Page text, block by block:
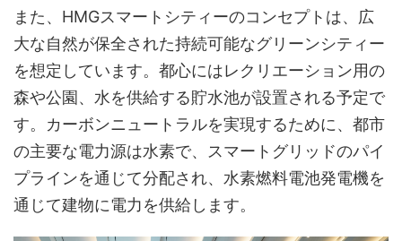
また、HMGスマートシティーのコンセプトは、広
大な自然が保全された持続可能なグリーンシティー
を想定しています。都心にはレクリエーション用の
森や公園、水を供給する貯水池が設置される予定で
す。カーボンニュートラルを実現するために、都市
の主要な電力源は水素で、スマートグリッドのパイ
プラインを通じて分配され、水素燃料電池発電機を
通じて建物に電力を供給します。